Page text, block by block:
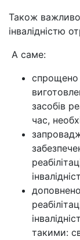
Також
інвалідністю
А саме:
спрощено
засобів
час,
такими: